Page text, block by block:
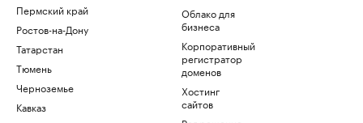
Пермский край
Ростов-на-Дону
Татарстан
Тюмень
Черноземье
Кавказ
Облако для
бизнеса
Корпоративный
регистратор
доменов
Хостинг
сайтов